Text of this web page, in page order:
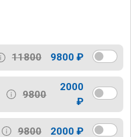
11800 9800 ₽
9800
2000
₽
9800 2000 ₽